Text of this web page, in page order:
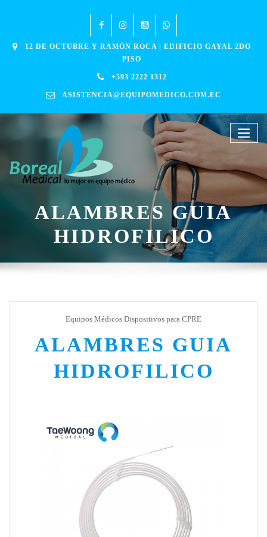
12 DE OCTUBRE Y RAMÓN ROCA | EDIFICIO GAYAL 2DO
PISO
+593 2222 1312
ASISTENCIA@EQUIPOMEDICO.COM.EC
ALAMBRES GUIA
HIDROFILICO
Equipos Médicos Dispositivos para CPRE
ALAMBRES GUIA
HIDROFILICO